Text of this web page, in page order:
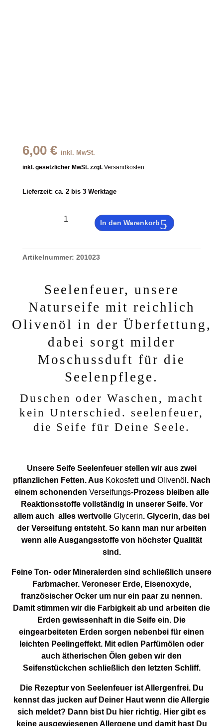
6,00 € inkl. MwSt.
inkl. gesetzlicher MwSt. zzgl. Versandkosten
Lieferzeit: ca. 2 bis 3 Werktage
Moschus,
Deine
Seele,
durchatmen
und
fallen
lassen,
Duschgenuß
Menge
In den Warenkorb
Artikelnummer: 201023
Seelenfeuer, unsere
Naturseife mit reichlich
Olivenöl in der Überfettung,
dabei sorgt milder
Moschussduft für die
Seelenpflege.
Duschen oder Waschen, macht
kein Unterschied. seelenfeuer,
die Seife für Deine Seele.
Unsere Seife Seelenfeuer stellen wir aus zwei
pflanzlichen Fetten. Aus Kokosfettund Olivenöl . Nach
einem schonenden Verseifungs-Prozess bleiben alle
Reaktionsstoffe vollständig in unserer Seife. Vor
allem auch alles wertvolle Glycerin. Glycerin, das bei
der Verseifung entsteht. So kann man nur arbeiten
wenn alle Ausgangsstoffe von höchster Qualität
sind.
Feine Ton- oder Mineralerden sind schließlich unsere
Farbmacher. Veroneser Erde, Eisenoxyde,
französischer Ocker um nur ein paar zu nennen.
Damit stimmen wir die Farbigkeit ab und arbeiten die
Erden gewissenhaft in die Seife ein. Die
eingearbeiteten Erden sorgen nebenbei für einen
leichten Peelingeffekt. Mit edlen Parfümölen oder
auch ätherischen Ölen geben wir den
Seifenstückchen schließlich den letzten Schliff.
Die Rezeptur von Seelenfeuer ist Allergenfrei. Du
kennst das jucken auf Deiner Haut wenn die Allergie
sich meldet? Dann bist Du hier richtig. Hier gibt es
keine ausgewiesenen Allergene und damit hast Du